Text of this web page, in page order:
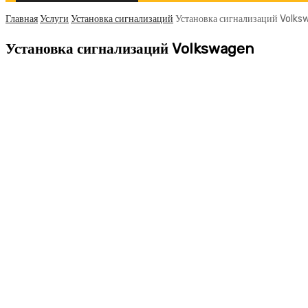
ГлавнаяУслуги Установка сигнализаций Установка сигнализаций
Установка сигнализаций Volkswagen